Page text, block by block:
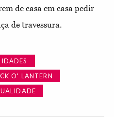
de casa em casa pedir
de travessura.
O' LANTERN